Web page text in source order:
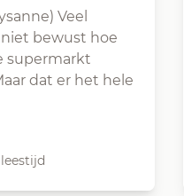
Veel
bewust hoe
supermarkt
dat er het hele